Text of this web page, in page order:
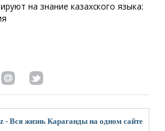
на знание казахского языка:
- Вся жизнь Караганды на одном сайте